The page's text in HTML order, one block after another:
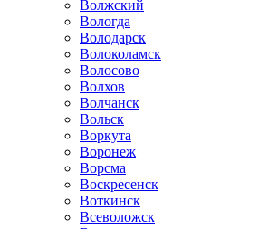
Волжский
Вологда
Володарск
Волоколамск
Волосово
Волхов
Волчанск
Вольск
Воркута
Воронеж
Ворсма
Воскресенск
Воткинск
Всеволожск